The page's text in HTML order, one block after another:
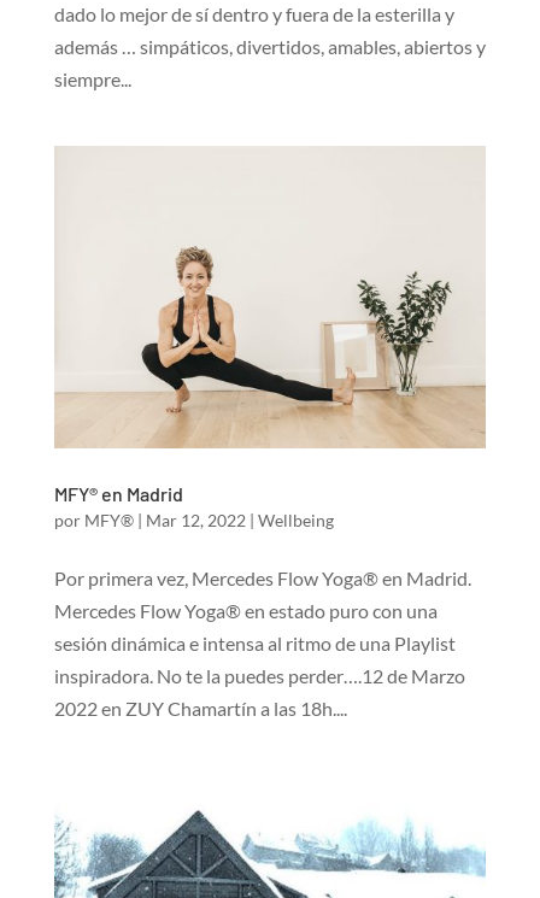
dado lo mejor de sí dentro y fuera de la esterilla y
además … simpáticos, divertidos, amables, abiertos y
siempre...
MFY® en Madrid
por MFY®| Mar 12, 2022 | Wellbeing
Por primera vez, Mercedes Flow Yoga® en Madrid.
Mercedes Flow Yoga® en estado puro con una
sesión dinámica e intensa al ritmo de una Playlist
inspiradora. No te la puedes perder….12 de Marzo
2022 en ZUY Chamartín a las 18h....